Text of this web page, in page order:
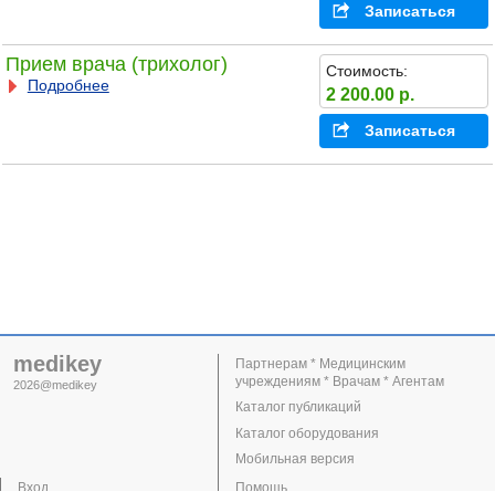
Записаться
Прием врача (трихолог)
Подробнее
Стоимость:
2 200.00 р.
Записаться
medikey
2026@medikey
Вход
Партнерам * Медицинским
учреждениям * Врачам * Агентам
Каталог публикаций
Каталог оборудования
Мобильная версия
Помощь